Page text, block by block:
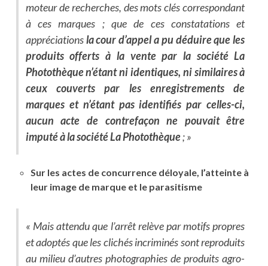
moteur de recherches, des mots clés correspondant
à ces marques ; que de ces constatations et
appréciationsla cour d’appel a pu déduire que les
produits offerts à la vente par la société La
Photothèque n’étant ni identiques, ni similaires à
ceux couverts par les enregistrements de
marques et n’étant pas identifiés par celles-ci,
aucun acte de contrefaçon ne pouvait être
imputé à la société La Photothèque; »
Sur les actes de concurrence déloyale, l’atteinte à
leur image de marque et le parasitisme
« Mais attendu que l’arrêt relève par motifs propres
et adoptés que les clichés incriminés sont reproduits
au milieu d’autres photographies de produits agro-